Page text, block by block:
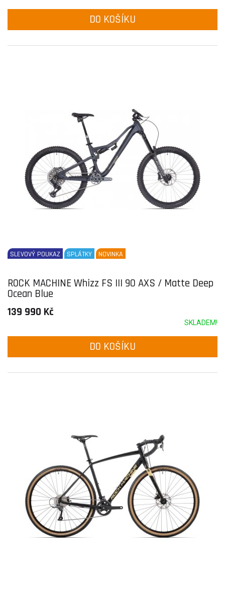
DO KOŠÍKU
SLEVOVÝ POUKAZ SPLÁTKY NOVINKA
ROCK MACHINE Whizz FS III 90 AXS / Matte Deep
Ocean Blue
139 990 Kč
SKLADEM!
DO KOŠÍKU